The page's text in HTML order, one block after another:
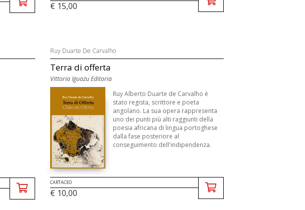
€ 15,00
Ruy Duarte De Carvalho
Terra di offerta
Vittoria Iguazu Editoria
Ruy Alberto Duarte de Carvalho è
stato regista, scrittore e poeta
angolano. La sua opera rappresenta
uno dei punti più alti raggiunti della
poesia africana di lingua portoghese
dalla fase posteriore al
conseguimento dell'indipendenza.
CARTACEO
€ 10,00